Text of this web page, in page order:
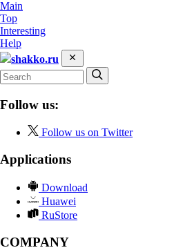
Main
Top
Interesting
Help
shakko.ru
Follow us:
Follow us on Twitter
Applications
Download
Huawei
RuStore
COMPANY